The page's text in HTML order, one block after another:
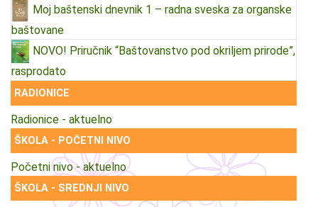
Moj baštenski dnevnik 1 – radna sveska za organske
baštovane
NOVO! Priručnik “Baštovanstvo pod okriljem prirode”,
rasprodato
RADIONICE
Radionice - aktuelno
ŠKOLA - POČETNI NIVO
Početni nivo - aktuelno
ŠKOLA - SREDNJI NIVO